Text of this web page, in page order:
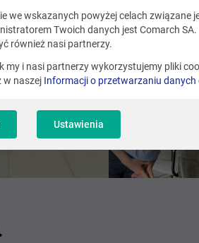
we wskazanych powyżej celach związane
Twoich danych jest Comarch
również nasi partnerzy.
my i nasi partnerzy wykorzystujemy pliki
w naszej Informacji o przetwarzaniu danych
Ustawienia